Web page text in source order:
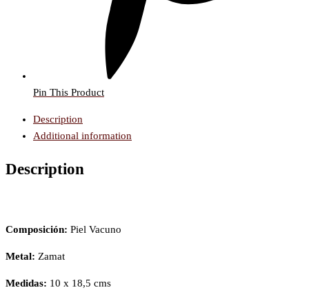
Pin This Product
Description
Additional information
Description
Composición: Piel Vacuno
Metal: Zamat
Medidas: 10 x 18,5 cms